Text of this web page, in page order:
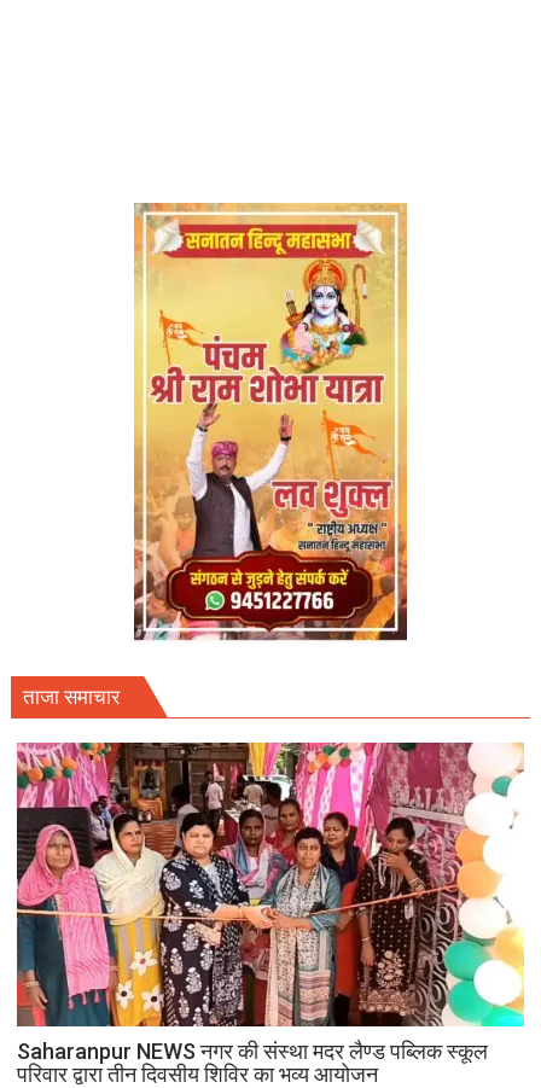
ताजा समाचार
Saharanpur NEWS नगर की संस्था मदर लैण्ड पब्लिक स्कूल
परिवार द्वारा तीन दिवसीय शिविर का भव्य आयोजन